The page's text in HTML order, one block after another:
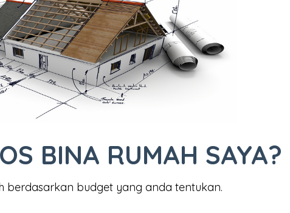
BINA RUMAH SAYA?
berdasarkan budget yang anda tentukan.